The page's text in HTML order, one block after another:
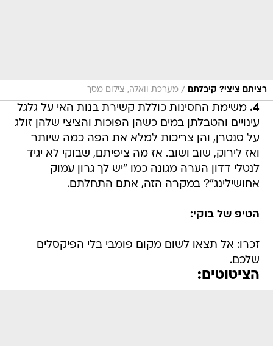
רציתם ציצי? קיבלתם / מערכת וואלה, צילום מסך
4. משימת החסינות כוללת קשירת בנות האי על גלגל
עינויים והטבלתן במים כשהן הפוכות והציצי שלהן זולג
על סנטרן, והן צריכות למלא את הפה כמה שיותר
ואז לירוק, שוב ושוב. אז מה ציפיתם, שבוקי לא יגיד
לנטלי דדון הערה מגונה כמו "יש לך גרון עמוק
אחושילינג"? במקרה הזה, אתם התחלתם.
הטיפ של בוקי:
זכרו: אל תצאו לשום מקום פומבי בלי הפיקסלים
שלכם.
הציטוטים: